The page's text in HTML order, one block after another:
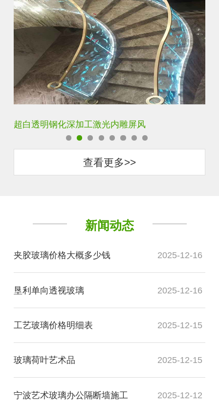
玄关水晶立体雕刻3D激光内雕玻璃
查看更多>>
新闻动态
夹胶玻璃价格大概多少钱 2025-12-16
垦利单向透视玻璃 2025-12-16
工艺玻璃价格明细表 2025-12-15
玻璃荷叶艺术品 2025-12-15
宁波艺术玻璃办公隔断墙施工 2025-12-12